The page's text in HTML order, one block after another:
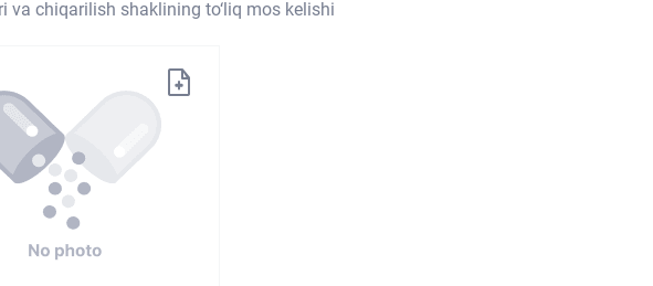
va chiqarilish shaklining to‘liq mos kelishi